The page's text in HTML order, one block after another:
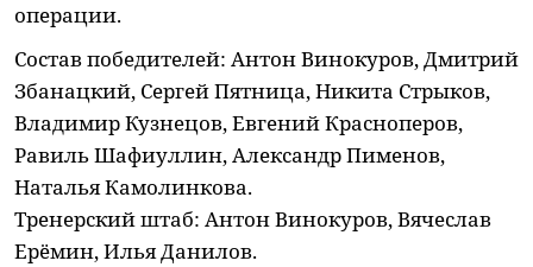
операции.
Состав победителей: Антон Винокуров, Дмитрий
Збанацкий, Сергей Пятница, Никита Стрыков,
Владимир Кузнецов, Евгений Красноперов,
Равиль Шафиуллин, Александр Пименов,
Наталья Камолинкова.
Тренерский штаб: Антон Винокуров, Вячеслав
Ерёмин, Илья Данилов.